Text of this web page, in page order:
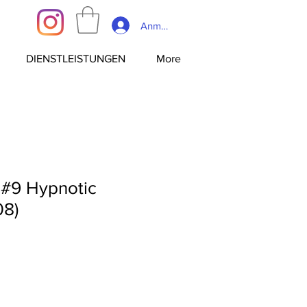
Anmelden
DIENSTLEISTUNGEN More
Hypnotic